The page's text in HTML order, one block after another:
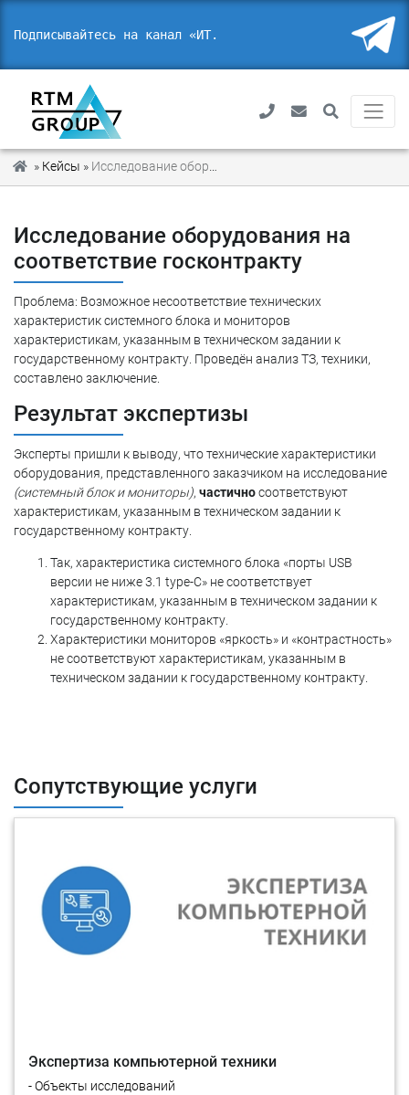
Подписывайтесь на канал «ИТ. Пр
» Кейсы »
Исследование оборудования на
соответствие госконтракту
Проблема: Возможное несоответствие технических
характеристик системного блока и мониторов
характеристикам, указанным в техническом задании к
государственному контракту. Проведён анализ ТЗ, техники,
составлено заключение.
Результат экспертизы
Эксперты пришли к выводу, что технические характеристики
оборудования, представленного заказчиком на исследование
(системный блок и мониторы), частичносоответствуют
характеристикам, указанным в техническом задании к
государственному контракту.
Так, характеристика системного блока «порты USB
версии не ниже 3.1 type-C» не соответствует
характеристикам, указанным в техническом задании к
государственному контракту.
Характеристики мониторов «яркость» и «контрастность»
не соответствуют характеристикам, указанным в
техническом задании к государственному контракту.
Сопутствующие услуги
Экспертиза компьютерной техники
- Объекты исследований